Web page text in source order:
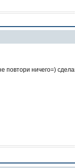
повтори ничего=)